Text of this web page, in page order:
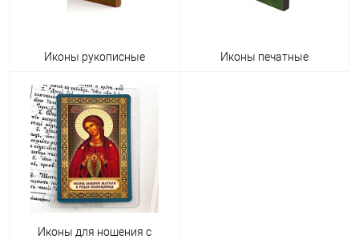
Иконы рукописные Иконы печатные
Иконы для ношения с